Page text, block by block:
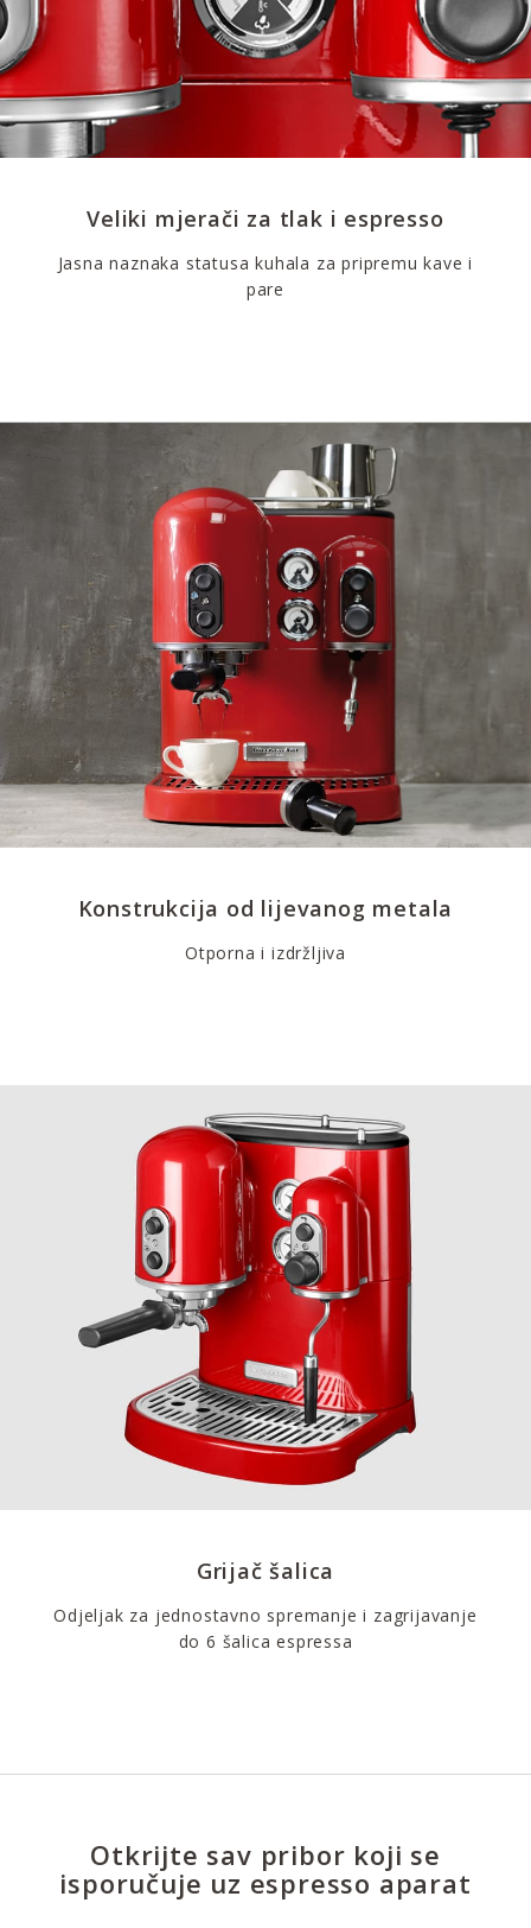
Veliki mjerači za tlak i espresso
Jasna naznaka statusa kuhala za pripremu kave i
pare
Konstrukcija od lijevanog metala
Otporna i izdržljiva
Grijač šalica
Odjeljak za jednostavno spremanje i zagrijavanje
do 6 šalica espressa
Otkrijte sav pribor koji se
isporučuje uz espresso aparat